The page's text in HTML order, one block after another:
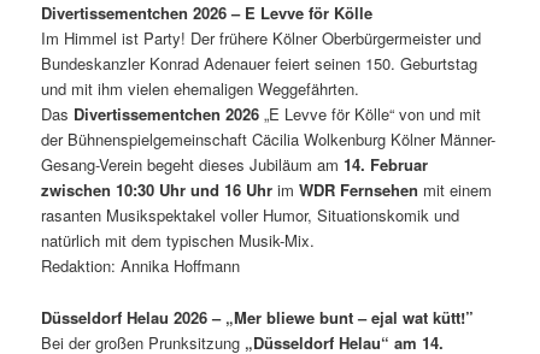
Divertissementchen 2026 – E Levve för Kölle
Im Himmel ist Party! Der frühere Kölner Oberbürgermeister und
Bundeskanzler Konrad Adenauer feiert seinen 150. Geburtstag
und mit ihm vielen ehemaligen Weggefährten.
Das Divertissementchen 2026 „E Levve för Kölle“ von und mit
der Bühnenspielgemeinschaft Cäcilia Wolkenburg Kölner Männer-
Gesang-Verein begeht dieses Jubiläum am14. Februar
zwischen 10:30 Uhr und 16 Uhr imWDR Fernsehen mit einem
rasanten Musikspektakel voller Humor, Situationskomik und
natürlich mit dem typischen Musik-Mix.
Redaktion: Annika Hoffmann
Düsseldorf Helau 2026 – „Mer bliewe bunt – ejal wat kütt!”
Bei der großen Prunksitzung „Düsseldorf Helau“ am 14.